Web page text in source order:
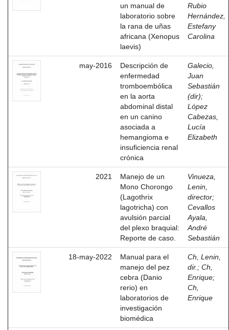
un manual de
laboratorio sobre
la rana de uñas
africana (Xenopus
laevis)
Rubio
Hernández,
Estefany
Carolina
may-2016
Descripción de
enfermedad
tromboembólica
en la aorta
abdominal distal
en un canino
asociada a
hemangioma e
insuficiencia renal
crónica
Galecio,
Juan
Sebastián
(dir);
López
Cabezas,
Lucía
Elizabeth
2021
Manejo de un
Mono Chorongo
(Lagothrix
lagotricha) con
avulsión parcial
del plexo braquial:
Reporte de caso.
Vinueza,
Lenin,
director;
Cevallos
Ayala,
André
Sebastián
18-may-2022
Manual para el
manejo del pez
cebra (Danio
rerio) en
laboratorios de
investigación
biomédica
Ch, Lenin,
dir. ; Ch,
Enrique;
Ch,
Enrique